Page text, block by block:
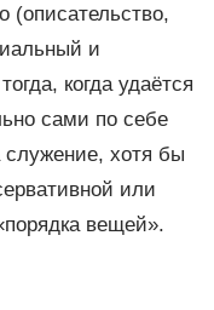
(описательство,
и
когда удаётся
сами по себе
служение, хотя бы
или
вещей».